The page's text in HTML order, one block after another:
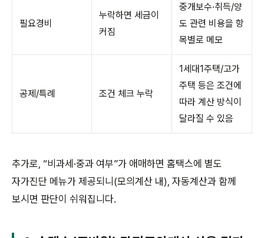
필요경비
누락하면 세금이
커짐
중개보수·취득/양
도 관련 비용을 항
목별로 메모
공제/특례 조건 체크 누락
1세대1주택/고가
주택 등은 조건에
따라 계산 방식이
달라질 수 있음
추가로, “비과세·중과 여부”가 애매하면 홈택스에 별도
자가진단 메뉴가 제공되니(모의계산 내), 자동계산과 함께
보시면 판단이 쉬워집니다.